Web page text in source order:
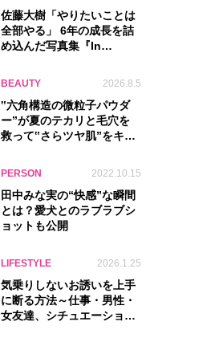
佐藤大樹「やりたいことは
全部やる」 6年の成長を詰
め込んだ写真集『In
BEAUTY 2026.8.5
‟六角構造の微粒子パウダ
ー”が夏のテカリと毛穴を
救って‟さらツヤ肌”をキー
PERSON 2022.10.15
田中みな実の“快感”な瞬間
とは？愛犬とのラブラブシ
ョットも公開
LIFESTYLE 2026.1.25
気乗りしないお誘いを上手
に断る方法～仕事・男性・
女友達、シチュエーション